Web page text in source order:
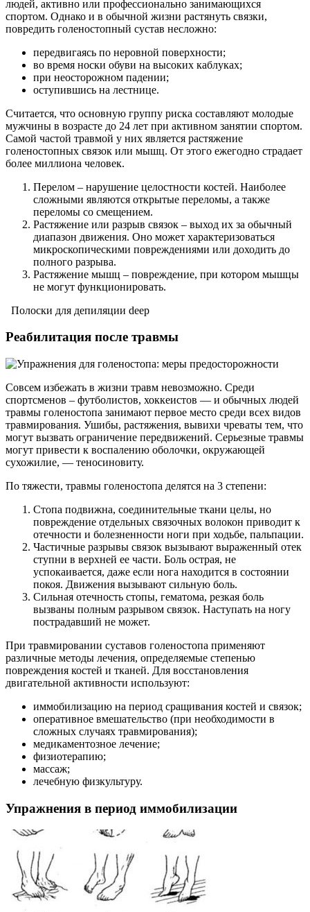
людей, активно или профессионально занимающихся
спортом. Однако и в обычной жизни растянуть связки,
повредить голеностопный сустав несложно:
передвигаясь по неровной поверхности;
во время носки обуви на высоких каблуках;
при неосторожном падении;
оступившись на лестнице.
Считается, что основную группу риска составляют молодые
мужчины в возрасте до 24 лет при активном занятии спортом.
Самой частой травмой у них является растяжение
голеностопных связок или мышц. От этого ежегодно страдает
более миллиона человек.
Перелом – нарушение целостности костей. Наиболее
сложными являются открытые переломы, а также
переломы со смещением.
Растяжение или разрыв связок – выход их за обычный
диапазон движения. Оно может характеризоваться
микроскопическими повреждениями или доходить до
полного разрыва.
Растяжение мышц – повреждение, при котором мышцы
не могут функционировать.
Полоски для депиляции deep
Реабилитация после травмы
Совсем избежать в жизни травм невозможно. Среди
спортсменов – футболистов, хоккеистов — и обычных людей
травмы голеностопа занимают первое место среди всех видов
травмирования. Ушибы, растяжения, вывихи чреваты тем, что
могут вызвать ограничение передвижений. Серьезные травмы
могут привести к воспалению оболочки, окружающей
сухожилие, — теносиновиту.
По тяжести, травмы голеностопа делятся на 3 степени:
Стопа подвижна, соединительные ткани целы, но
повреждение отдельных связочных волокон приводит к
отечности и болезненности ноги при ходьбе, пальпации.
Частичные разрывы связок вызывают выраженный отек
ступни в верхней ее части. Боль острая, не
успокаивается, даже если нога находится в состоянии
покоя. Движения вызывают сильную боль.
Сильная отечность стопы, гематома, резкая боль
вызваны полным разрывом связок. Наступать на ногу
пострадавший не может.
При травмировании суставов голеностопа применяют
различные методы лечения, определяемые степенью
повреждения костей и тканей. Для восстановления
двигательной активности используют:
иммобилизацию на период сращивания костей и связок;
оперативное вмешательство (при необходимости в
сложных случаях травмирования);
медикаментозное лечение;
физиотерапию;
массаж;
лечебную физкультуру.
Упражнения в период иммобилизации